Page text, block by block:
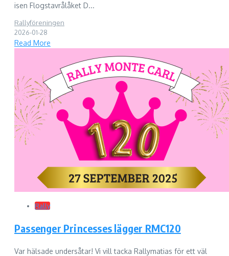
isen Flogstavrålåket D...
Rallyföreningen
2026-01-28
Read More
Rally
Passenger Princesses lägger RMC120
Var hälsade undersåtar! Vi vill tacka Rallymatias för ett väl